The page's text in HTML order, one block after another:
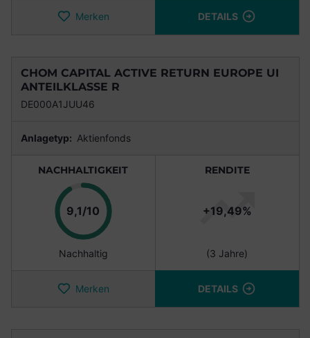
Merken DETAILS
CHOM CAPITAL ACTIVE RETURN EUROPE UI
ANTEILKLASSE R
DE000A1JUU46
Anlagetyp: Aktienfonds
NACHHALTIGKEIT
9,1/10 Punkte
Nachhaltig
RENDITE
+19,49%
(3 Jahre)
Merken DETAILS